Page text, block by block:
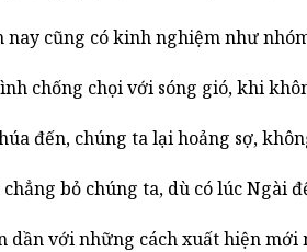
nay cũng có kinh nghiệm như
chống chọi với sóng gió, khi
đến, chúng ta lại hoảng sợ,
bỏ chúng ta, dù có lúc Ngài
dần với những cách xuất hiện mới